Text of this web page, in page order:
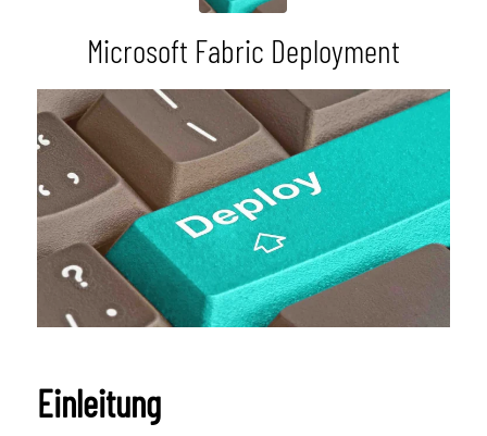
Microsoft Fabric Deployment
Einleitung